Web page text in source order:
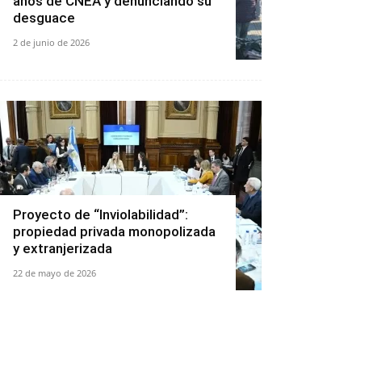
desguace
2 de junio de 2026
Proyecto de “Inviolabilidad”:
propiedad privada monopolizada
y extranjerizada
22 de mayo de 2026